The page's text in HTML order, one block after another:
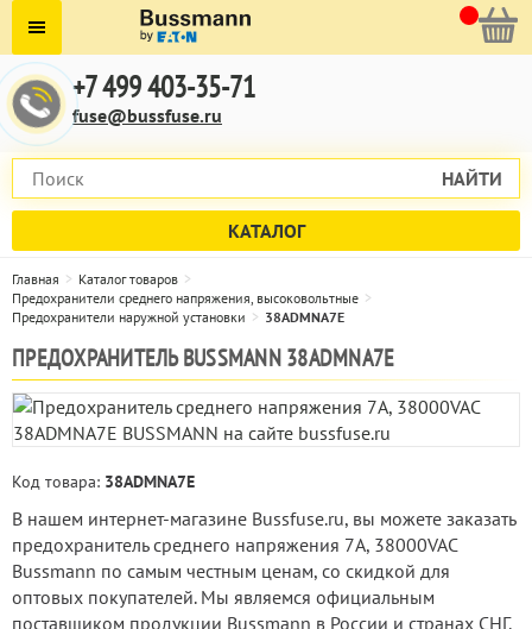
+7 499 403-35-71
fuse@bussfuse.ru
НАЙТИ
КАТАЛОГ
Главная
Каталог товаров
Предохранители среднего напряжения, высоковольтные
Предохранители наружной установки
38ADMNA7E
ПРЕДОХРАНИТЕЛЬ BUSSMANN 38ADMNA7E
Код товара: 38ADMNA7E
В нашем интернет-магазине Bussfuse.ru, вы можете заказать
предохранитель среднего напряжения 7А, 38000VAC
Bussmann по самым честным ценам, со скидкой для
оптовых покупателей. Мы являемся официальным
поставщиком продукции Bussmann в России и странах СНГ.